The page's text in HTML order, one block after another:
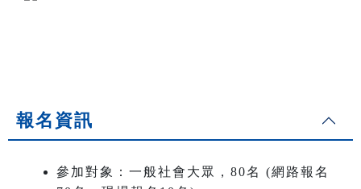
報名資訊
參加對象：一般社會大眾，80名 (網路報名